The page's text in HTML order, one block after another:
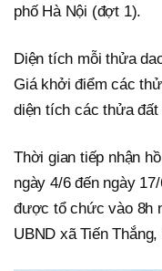
phố Hà Nội (đợt 1).
Diện tích mỗi thửa
Giá khởi điểm các
diện tích các thửa đất
Thời gian tiếp nhận
ngày 4/6 đến ngày
được tổ chức vào 8h
UBND xã Tiến